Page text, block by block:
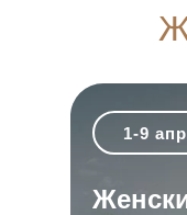
1-9